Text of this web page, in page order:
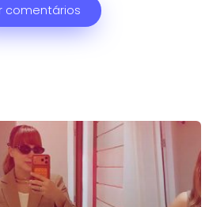
comentários